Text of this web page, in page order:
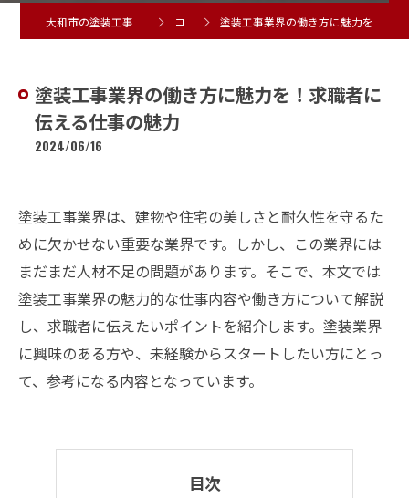
コラム 塗装工事業界の働き方に魅力を！求職者に伝える仕事の魅力
塗装工事業界の働き方に魅力を！求職者に
伝える仕事の魅力
2024/06/16
塗装工事業界は、建物や住宅の美しさと耐久性を守るた
めに欠かせない重要な業界です。しかし、この業界には
まだまだ人材不足の問題があります。そこで、本文では
塗装工事業界の魅力的な仕事内容や働き方について解説
し、求職者に伝えたいポイントを紹介します。塗装業界
に興味のある方や、未経験からスタートしたい方にとっ
て、参考になる内容となっています。
目次